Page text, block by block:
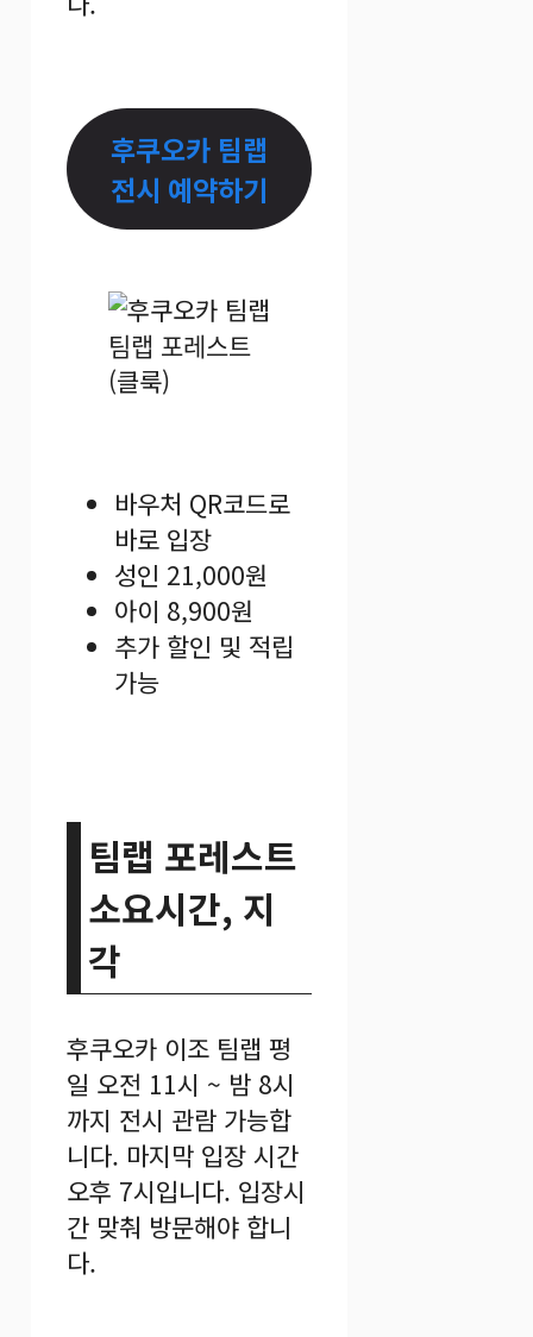
후쿠오카 팀랩
전시 예약하기
팀랩 포레스트
(클룩)
바우처 QR코드로
바로 입장
성인 21,000원
아이 8,900원
추가 할인 및 적립
가능
팀랩 포레스트
소요시간, 지
각
후쿠오카 이조 팀랩 평
일 오전 11시 ~ 밤 8시
까지 전시 관람 가능합
니다. 마지막 입장 시간
오후 7시입니다. 입장시
간 맞춰 방문해야 합니
다.